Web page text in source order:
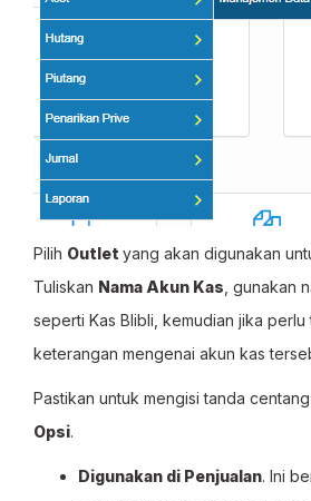
Pilih Outlet yang akan digunakan
Tuliskan Nama Akun Kas , gunakan
seperti Kas Blibli, kemudian jika perlu
keterangan mengenai akun kas
Pastikan untuk mengisi tanda
Opsi.
Digunakan di Penjualan. Ini